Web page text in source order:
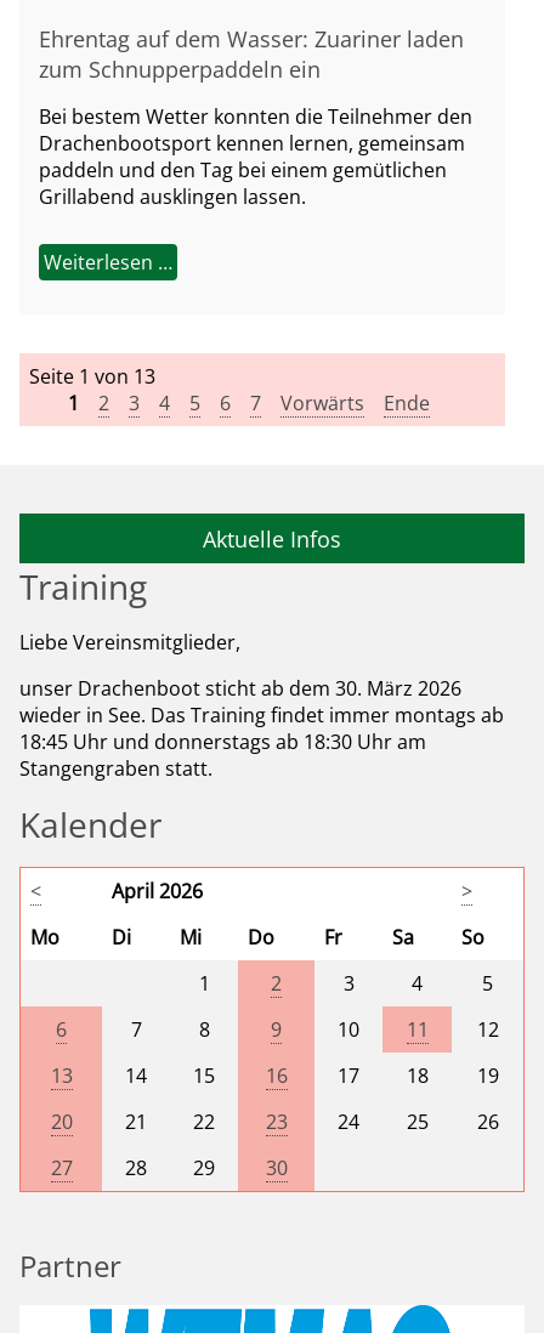
Ehrentag auf dem Wasser: Zuariner laden
zum Schnupperpaddeln ein
Bei bestem Wetter konnten die Teilnehmer den
Drachenbootsport kennen lernen, gemeinsam
paddeln und den Tag bei einem gemütlichen
Grillabend ausklingen lassen.
Weiterlesen …
Seite 1 von 13
1
2 3 4 5 6 7 Vorwärts Ende
Aktuelle Infos
Training
Liebe Vereinsmitglieder,
unser Drachenboot sticht ab dem 30. März 2026
wieder in See. Das Training findet immer montags ab
18:45 Uhr und donnerstags ab 18:30 Uhr am
Stangengraben statt.
Kalender
< April 2026
>
Mo
Di Mi Do Fr Sa
So
1
2 3 4
5
6
7 8 9 10 11
12
13
14 15 16 17 18
19
20
21 22 23 24 25
26
27
28 29 30
Partner